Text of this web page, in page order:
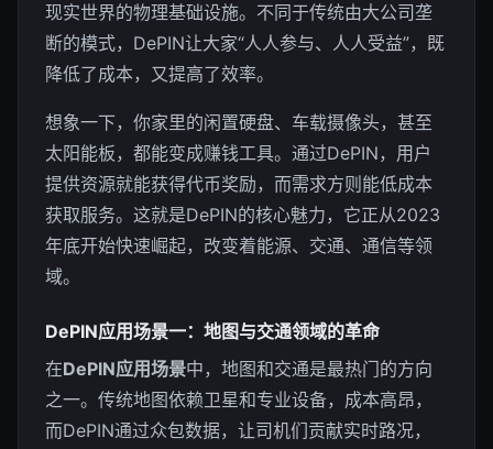
现实世界的物理基础设施。不同于传统由大公司垄
断的模式，DePIN让大家“人人参与、人人受益”，既
降低了成本，又提高了效率。
想象一下，你家里的闲置硬盘、车载摄像头，甚至
太阳能板，都能变成赚钱工具。通过DePIN，用户
提供资源就能获得代币奖励，而需求方则能低成本
获取服务。这就是DePIN的核心魅力，它正从2023
年底开始快速崛起，改变着能源、交通、通信等领
域。
DePIN应用场景一：地图与交通领域的革命
在DePIN应用场景中，地图和交通是最热门的方向
之一。传统地图依赖卫星和专业设备，成本高昂，
而DePIN通过众包数据，让司机们贡献实时路况，